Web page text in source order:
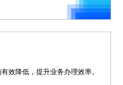
效降低，提升业务办理效率。